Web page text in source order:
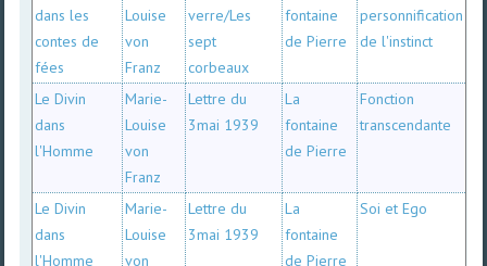
dans les
contes de
fées
Louise
von
Franz
verre/Les
sept
corbeaux
fontaine
de Pierre
personnification
de l'instinct
Le Divin
dans
l'Homme
Marie-
Louise
von
Franz
Lettre du
3mai 1939
La
fontaine
de Pierre
Fonction
transcendante
Le Divin
dans
l'Homme
Marie-
Louise
von
Lettre du
3mai 1939
La
fontaine
de Pierre
Soi et Ego